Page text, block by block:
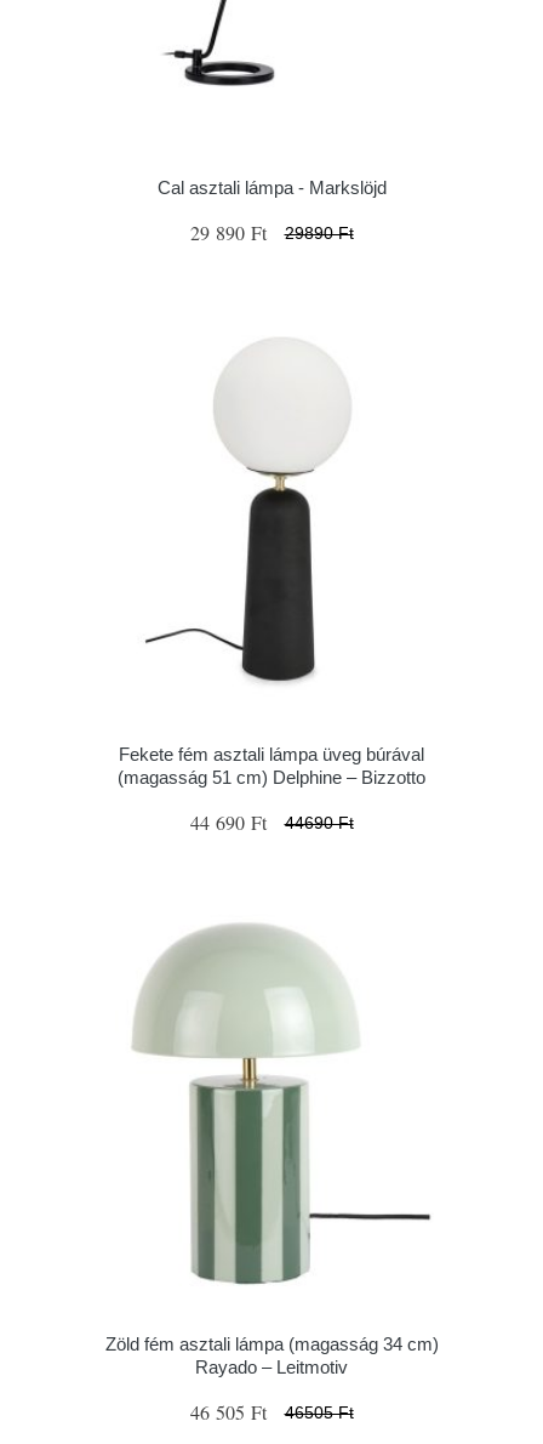
Cal asztali lámpa - Markslöjd
29 890 Ft 29890 Ft
Fekete fém asztali lámpa üveg búrával
(magasság 51 cm) Delphine – Bizzotto
44 690 Ft 44690 Ft
Zöld fém asztali lámpa (magasság 34 cm)
Rayado – Leitmotiv
46 505 Ft 46505 Ft